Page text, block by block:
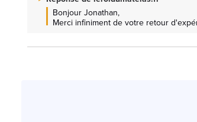
Bonjour Jonathan,
Merci infiniment de votre retour